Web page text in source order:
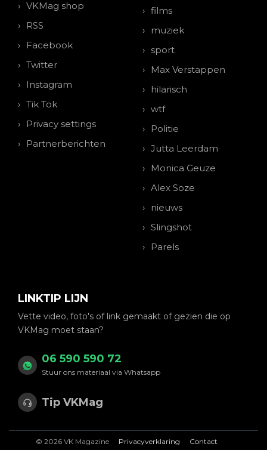
VKMag shop
RSS
Facebook
Twitter
Instagram
Tik Tok
Privacy settings
Partnerberichten
films
muziek
sport
Max Verstappen
hilarisch
wtf
Politie
Jutta Leerdam
Monica Geuze
Alex Soze
nieuws
Slingshot
Parels
LINKTIP LIJN
Vette video, foto's of link gemaakt of gezien die op
VKMag moet staan?
06 590 590 72
Stuur ons materiaal via Whatsapp
Tip VKMag
© 2026 VK Magazine Privacyverklaring
Contact